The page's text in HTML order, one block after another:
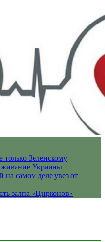
только Зеленскому
Украины
на самом деле увез от
залпа «Цирконов»